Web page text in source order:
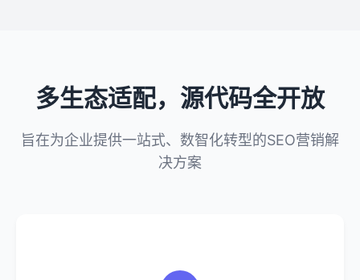
多生态适配，源代码全开放
旨在为企业提供一站式、数智化转型的SEO营销解
决方案